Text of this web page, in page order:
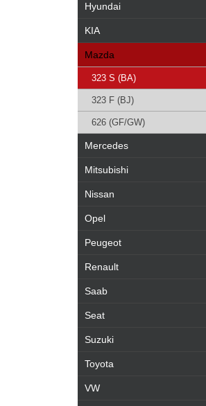
Hyundai
KIA
Mazda
323 S (BA)
323 F (BJ)
626 (GF/GW)
Mercedes
Mitsubishi
Nissan
Opel
Peugeot
Renault
Saab
Seat
Suzuki
Toyota
VW